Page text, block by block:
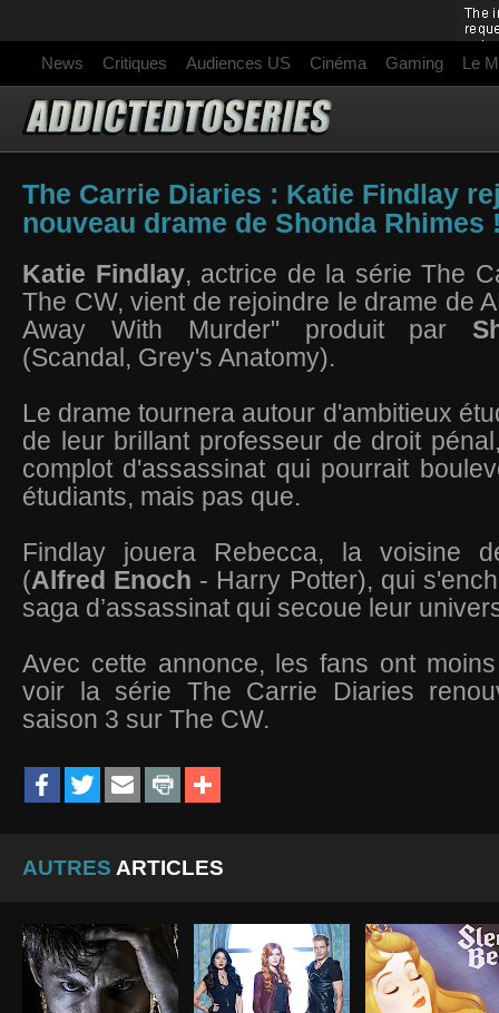
News Critiques Audiences US Cinéma Gaming Le
The Carrie Diaries : Katie Findlay
nouveau drame de Shonda Rhimes
Katie Findlay, actrice de la série The
The CW, vient de rejoindre le drame de
Away With Murder" produit par
(Scandal, Grey's Anatomy).
Le drame tournera autour d'ambitieux
de leur brillant professeur de droit
complot d'assassinat qui pourrait
étudiants, mais pas que.
Findlay jouera Rebecca, la voisine
(Alfred Enoch - Harry Potter), qui
saga d’assassinat qui secoue leur
Avec cette annonce, les fans ont
voir la série The Carrie Diaries
saison 3 sur The CW.
AUTRES ARTICLES